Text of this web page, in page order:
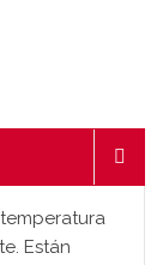
Están